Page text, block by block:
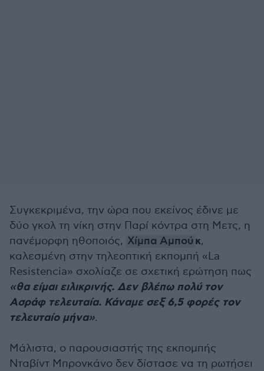
Συγκεκριμένα, την ώρα που εκείνος έδινε με
δύο γκολ τη νίκη στην Παρί κόντρα στη Μετς, η
πανέμορφη ηθοποιός, Χίμπα Αμπού κ,
καλεσμένη στην τηλεοπτική εκπομπή «La
Resistencia» σχολίαζε σε σχετική ερώτηση πως
«θα είμαι ειλικρινής. Δεν βλέπω πολύ τον
Ασράφ τελευταία. Κάναμε σεξ 6,5 φορές τον
τελευταίο μήνα».
Μάλιστα, ο παρουσιαστής της εκπομπής
Νταβίντ Μπρονκάνο δεν δίστασε να τη ρωτήσει